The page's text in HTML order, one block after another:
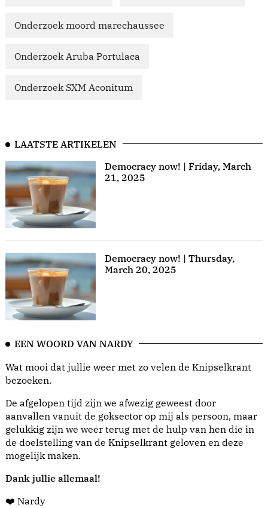
Onderzoek moord marechaussee
Onderzoek Aruba Portulaca
Onderzoek SXM Aconitum
LAATSTE ARTIKELEN
Democracy now! | Friday, March
21, 2025
Democracy now! | Thursday,
March 20, 2025
EEN WOORD VAN NARDY
Wat mooi dat jullie weer met zo velen de Knipselkrant
bezoeken.
De afgelopen tijd zijn we afwezig geweest door
aanvallen vanuit de goksector op mij als persoon, maar
gelukkig zijn we weer terug met de hulp van hen die in
de doelstelling van de Knipselkrant geloven en deze
mogelijk maken.
Dank jullie allemaal!
❤️ Nardy